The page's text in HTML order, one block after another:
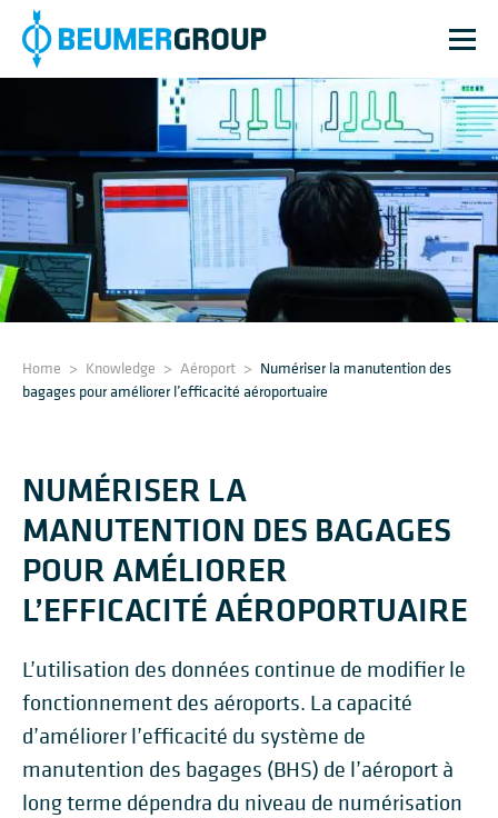
Home > Knowledge > Aéroport > Numériser la manutention des
bagages pour améliorer l’efficacité aéroportuaire
NUMÉRISER LA
MANUTENTION DES BAGAGES
POUR AMÉLIORER
L’EFFICACITÉ AÉROPORTUAIRE
L’utilisation des données continue de modifier le
fonctionnement des aéroports. La capacité
d’améliorer l’efficacité du système de
manutention des bagages (BHS) de l’aéroport à
long terme dépendra du niveau de numérisation